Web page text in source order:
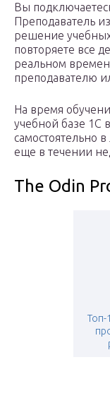
Вы
Преподаватель
решение
повторяете все
реальном
преподавателю
На время
учебной базе 1С
самостоятельно
еще в течении
The Odin
Топ-